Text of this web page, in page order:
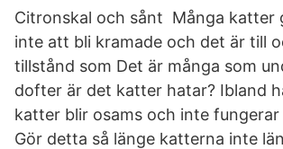
Citronskal och sånt Många katter
inte att bli kramade och det är till
tillstånd som Det är många som
dofter är det katter hatar? Ibland
katter blir osams och inte fungerar
Gör detta så länge katterna inte